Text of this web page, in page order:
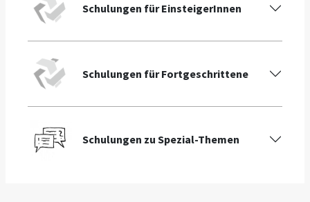
Schulungen für EinsteigerInnen
Schulungen für Fortgeschrittene
Schulungen zu Spezial-Themen